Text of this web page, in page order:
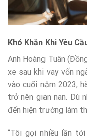
Khó Khăn Khi Yêu
Anh Hoàng Tuân
xe sau khi vay vốn
vào cuối năm 2023,
trở nên gian nan. Dù
đến hiện trường làm
“Tôi gọi nhiều lần